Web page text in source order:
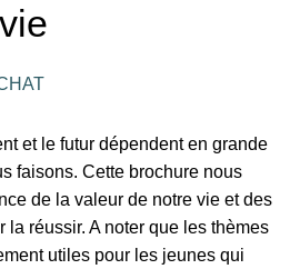
et le futur dépendent en grande
faisons. Cette brochure nous
de la valeur de notre vie et des
la réussir. A noter que les thèmes
utiles pour les jeunes qui